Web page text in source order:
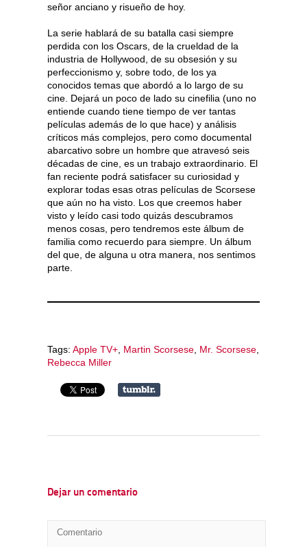
señor anciano y risueño de hoy.
La serie hablará de su batalla casi siempre
perdida con los Oscars, de la crueldad de la
industria de Hollywood, de su obsesión y su
perfeccionismo y, sobre todo, de los ya
conocidos temas que abordó a lo largo de su
cine. Dejará un poco de lado su cinefilia (uno no
entiende cuando tiene tiempo de ver tantas
películas además de lo que hace) y análisis
críticos más complejos, pero como documental
abarcativo sobre un hombre que atravesó seis
décadas de cine, es un trabajo extraordinario. El
fan reciente podrá satisfacer su curiosidad y
explorar todas esas otras películas de Scorsese
que aún no ha visto. Los que creemos haber
visto y leído casi todo quizás descubramos
menos cosas, pero tendremos este álbum de
familia como recuerdo para siempre. Un álbum
del que, de alguna u otra manera, nos sentimos
parte.
Tags: Apple TV+ Martin Scorsese Mr. Scorsese
Rebecca Miller
Dejar un comentario